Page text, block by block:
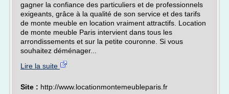
gagner la confiance des particuliers et de professionnels
exigeants, grâce à la qualité de son service et des tarifs
de monte meuble en location vraiment attractifs. Location
de monte meuble Paris intervient dans tous les
arrondissements et sur la petite couronne. Si vous
souhaitez déménager...
Lire la suite
Site : http://www.locationmontemeubleparis.fr